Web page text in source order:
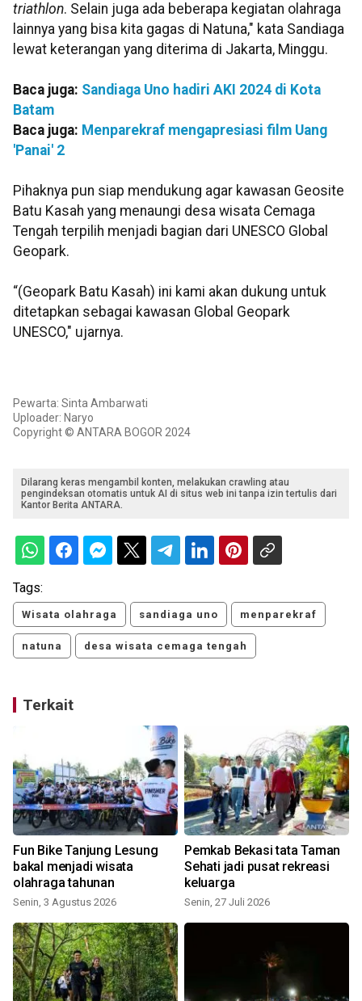
triathlon. Selain juga ada beberapa kegiatan olahraga
lainnya yang bisa kita gagas di Natuna," kata Sandiaga
lewat keterangan yang diterima di Jakarta, Minggu.
Baca juga: Sandiaga Uno hadiri AKI 2024 di Kota
Batam
Baca juga: Menparekraf mengapresiasi film Uang
'Panai' 2
Pihaknya pun siap mendukung agar kawasan Geosite
Batu Kasah yang menaungi desa wisata Cemaga
Tengah terpilih menjadi bagian dari UNESCO Global
Geopark.
“(Geopark Batu Kasah) ini kami akan dukung untuk
ditetapkan sebagai kawasan Global Geopark
UNESCO," ujarnya.
Pewarta: Sinta Ambarwati
Uploader: Naryo
Copyright © ANTARA BOGOR 2024
Dilarang keras mengambil konten, melakukan crawling atau
pengindeksan otomatis untuk AI di situs web ini tanpa izin tertulis dari
Kantor Berita ANTARA.
Tags:
Wisata olahraga sandiaga uno menparekraf
natuna desa wisata cemaga tengah
Terkait
Fun Bike Tanjung Lesung
bakal menjadi wisata
olahraga tahunan
Senin, 3 Agustus 2026
Pemkab Bekasi tata Taman
Sehati jadi pusat rekreasi
keluarga
Senin, 27 Juli 2026